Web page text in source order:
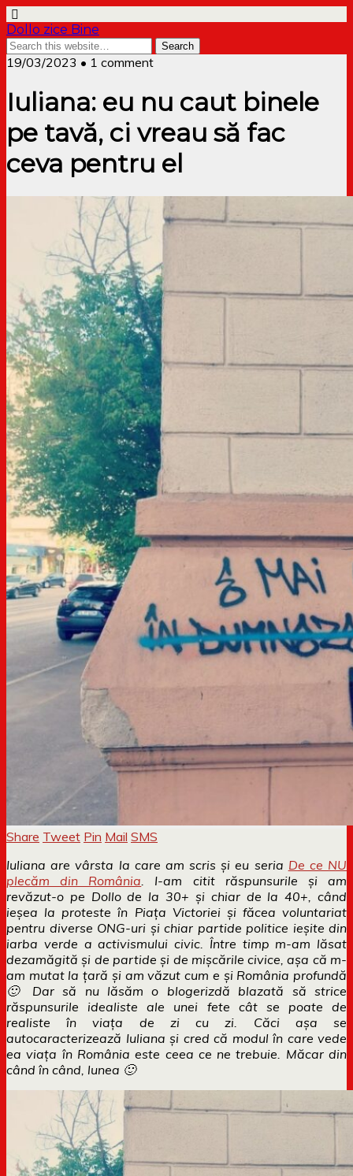
Dollo zice Bine
19/03/2023 • 1 comment
Iuliana: eu nu caut binele
pe tavă, ci vreau să fac
ceva pentru el
Share Tweet Pin Mail SMS
Iuliana are vârsta la care am scris și eu seria De ce NU
plecăm din România . I-am citit răspunsurile și am
revăzut-o pe Dollo de la 30+ și chiar de la 40+, când
ieșea la proteste în Piața Victoriei și făcea voluntariat
pentru diverse ONG-uri și chiar partide politice ieșite din
iarba verde a activismului civic. Între timp m-am lăsat
dezamăgită și de partide și de mișcările civice, așa că m-
am mutat la țară și am văzut cum e și România profundă
🙂 Dar să nu lăsăm o blogerizdă blazată să strice
răspunsurile idealiste ale unei fete cât se poate de
realiste în viața de zi cu zi. Căci așa se
autocaracterizează Iuliana și cred că modul în care vede
ea viața în România este ceea ce ne trebuie. Măcar din
când în când, lunea 🙂